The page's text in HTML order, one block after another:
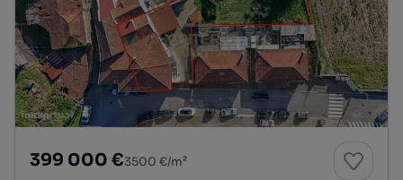
399 000 €3500 €/m²